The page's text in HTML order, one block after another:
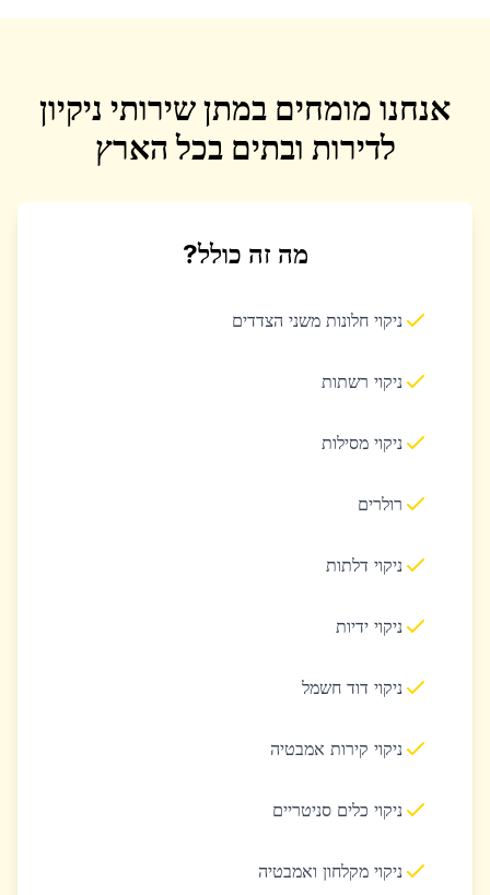
אנחנו מומחים במתן שירותי ניקיון
לדירות ובתים בכל הארץ
מה זה כולל?
ניקוי חלונות משני הצדדים
ניקוי רשתות
ניקוי מסילות
רולרים
ניקוי דלתות
ניקוי ידיות
ניקוי דוד חשמל
ניקוי קירות אמבטיה
ניקוי כלים סניטריים
ניקוי מקלחון ואמבטיה